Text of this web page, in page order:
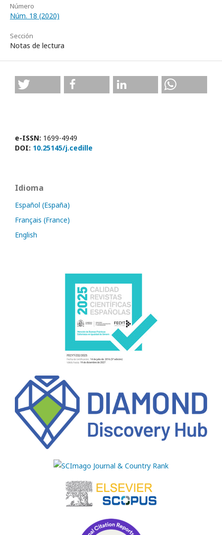
Número
Núm. 18 (2020)
Sección
Notas de lectura
e-ISSN: 1699-4949
DOI: 10.25145/j.cedille
Idioma
Español (España)
Français (France)
English